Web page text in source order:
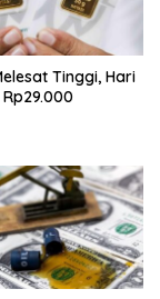
Tinggi, Hari